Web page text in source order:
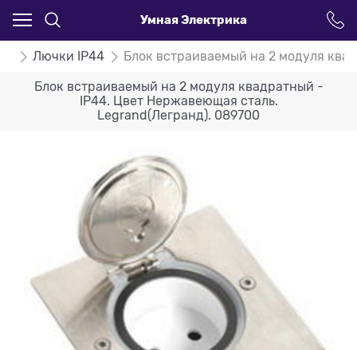
Умная Электрика
Лючки IP44 Блок встраиваемый на 2 модуля
Блок встраиваемый на 2 модуля квадратный -
IP44. Цвет Нержавеющая сталь.
Legrand(Легранд). 089700